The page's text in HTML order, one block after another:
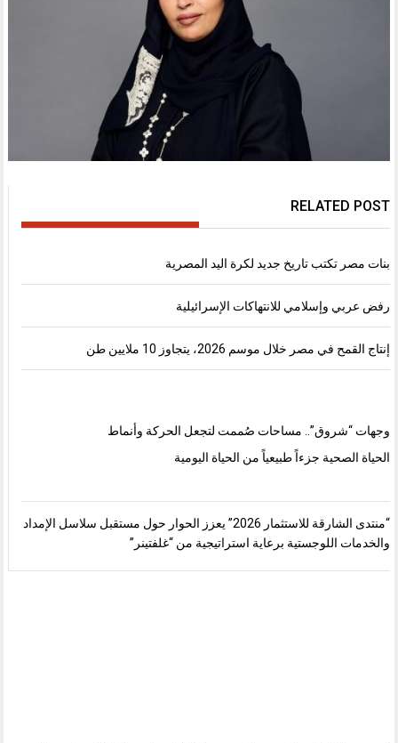
RELATED POST
بنات مصر تكتب تاريخ جديد لكرة اليد المصرية
رفض عربي وإسلامي للانتهاكات الإسرائيلية
إنتاج القمح في مصر خلال موسم 2026، يتجاوز 10 ملايين طن
وجهات “شروق”.. مساحات صُممت لتجعل الحركة وأنماط
الحياة الصحية جزءاً طبيعياً من الحياة اليومية
“منتدى الشارقة للاستثمار 2026” يعزز الحوار حول مستقبل سلاسل الإمداد
والخدمات اللوجستية برعاية استراتيجية من “غلفتينر”